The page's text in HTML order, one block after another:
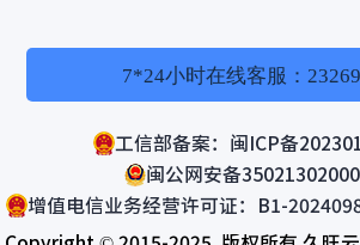
7*24小时在线客服：
工信部备案：闽ICP备
闽公网安备
增值电信业务经营许可证：B1-